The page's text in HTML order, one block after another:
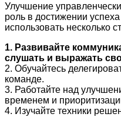
Улучшение
роль в достижении
использовать несколько
1. Развивайте
слушать и выражать
2. Обучайтесь
команде.
3. Работайте над
временем и
4. Изучайте техники